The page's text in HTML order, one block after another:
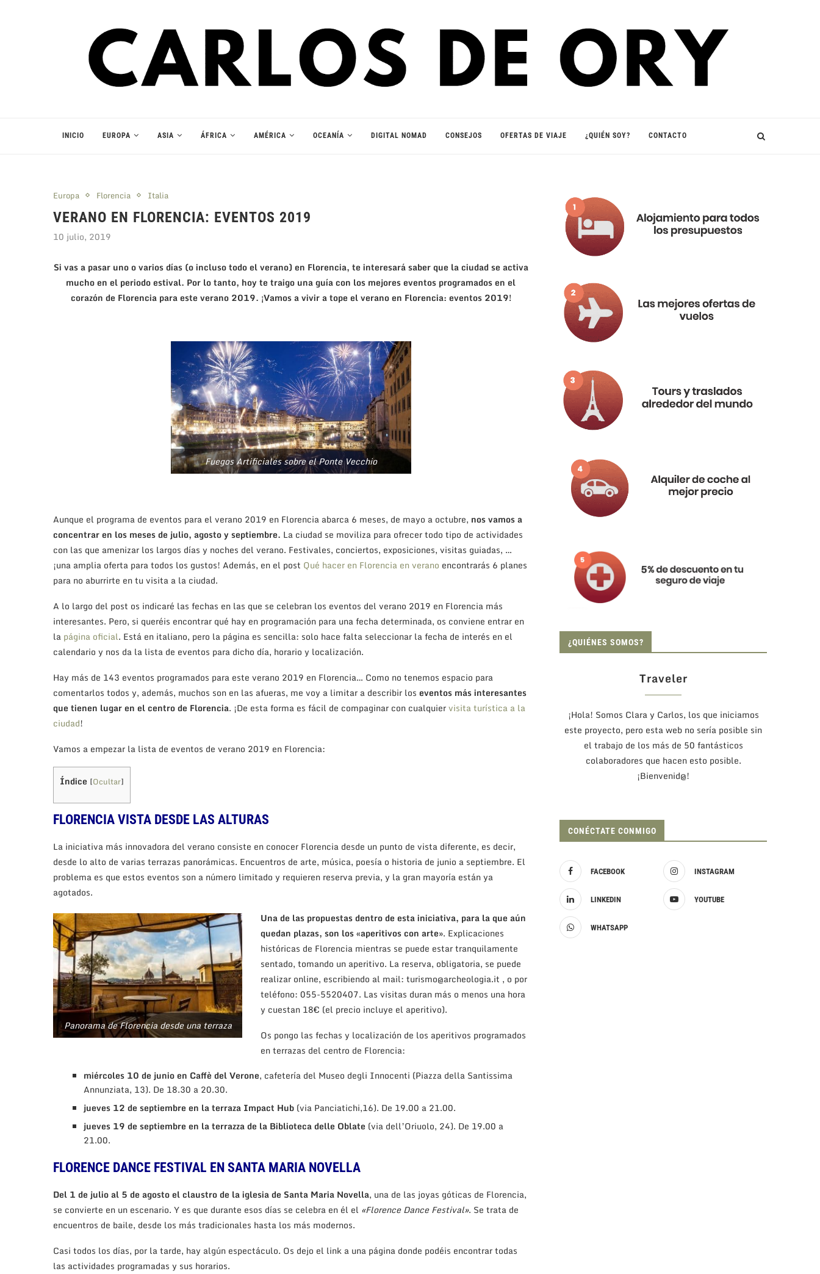
INICIO EUROPA ASIA ÁFRICA AMÉRICA OCEANÍA DIGITAL NOMAD CONSEJOS OFERTAS DE VIAJE ¿QUIÉN SOY? CONTACTO
Europa Florencia Italia
VERANO EN FLORENCIA: EVENTOS 2019
10 julio, 2019
Si vas a pasar uno o varios días (o incluso todo el verano) en Florencia, te interesará saber que la ciudad se activa
mucho en el periodo estival. Por lo tanto, hoy te traigo una guía con los mejores eventos programados en el
corazón de Florencia para este verano 2019. ¡Vamos a vivir a tope el verano en Florencia: eventos 2019!
Fuegos Artificiales sobre el Ponte Vecchio
Aunque el programa de eventos para el verano 2019 en Florencia abarca 6 meses, de mayo a octubre, nos vamos a
concentrar en los meses de julio, agosto y septiembre. La ciudad se moviliza para ofrecer todo tipo de actividades
con las que amenizar los largos días y noches del verano. Festivales, conciertos, exposiciones, visitas guiadas, …
¡una amplia oferta para todos los gustos! Además, en el post Qué hacer en Florencia en verano encontrarás 6 planes
para no aburrirte en tu visita a la ciudad.
A lo largo del post os indicaré las fechas en las que se celebran los eventos del verano 2019 en Florencia más
interesantes. Pero, si queréis encontrar qué hay en programación para una fecha determinada, os conviene entrar en
la página oficial. Está en italiano, pero la página es sencilla: solo hace falta seleccionar la fecha de interés en el
calendario y nos da la lista de eventos para dicho día, horario y localización.
Hay más de 143 eventos programados para este verano 2019 en Florencia… Como no tenemos espacio para
comentarlos todos y, además, muchos son en las afueras, me voy a limitar a describir los eventos más interesantes
que tienen lugar en el centro de Florencia. ¡De esta forma es fácil de compaginar con cualquiervisita turística a la
ciudad!
Vamos a empezar la lista de eventos de verano 2019 en Florencia:
Índice [Ocultar]
FLORENCIA VISTA DESDE LAS ALTURAS
La iniciativa más innovadora del verano consiste en conocer Florencia desde un punto de vista diferente, es decir,
desde lo alto de varias terrazas panorámicas. Encuentros de arte, música, poesía o historia de junio a septiembre. El
problema es que estos eventos son a número limitado y requieren reserva previa, y la gran mayoría están ya
agotados.
Panorama de Florencia desde una terraza
Una de las propuestas dentro de esta iniciativa, para la que aún
quedan plazas, son los «aperitivos con arte». Explicaciones
históricas de Florencia mientras se puede estar tranquilamente
sentado, tomando un aperitivo. La reserva, obligatoria, se puede
realizar online, escribiendo al mail: turismo@archeologia.it , o por
teléfono: 055-5520407. Las visitas duran más o menos una hora
y cuestan 18€ (el precio incluye el aperitivo).
Os pongo las fechas y localización de los aperitivos programados
en terrazas del centro de Florencia:
miércoles 10 de junio en Caffè del Verone, cafetería del Museo degli Innocenti (Piazza della Santissima
Annunziata, 13). De 18.30 a 20.30.
jueves 12 de septiembre en la terraza Impact Hub (via Panciatichi,16). De 19.00 a 21.00.
jueves 19 de septiembre en la terrazza de la Biblioteca delle Oblate (via dell’Oriuolo, 24). De 19.00 a
21.00.
FLORENCE DANCE FESTIVAL EN SANTA MARIA NOVELLA
Del 1 de julio al 5 de agosto el claustro de la iglesia de Santa Maria Novella, una de las joyas góticas de Florencia,
se convierte en un escenario. Y es que durante esos días se celebra en él el «Florence Dance Festival». Se trata de
encuentros de baile, desde los más tradicionales hasta los más modernos.
Casi todos los días, por la tarde, hay algún espectáculo. Os dejo el link a una página donde podéis encontrar todas
las actividades programadas y sus horarios.
¿QUIÉNES SOMOS?
Traveler
¡Hola! Somos Clara y Carlos, los que iniciamos
este proyecto, pero esta web no sería posible sin
el trabajo de los más de 50 fantásticos
colaboradores que hacen esto posible.
¡Bienvenid@!
CONÉCTATE CONMIGO
FACEBOOK INSTAGRAM
LINKEDIN YOUTUBE
WHATSAPP